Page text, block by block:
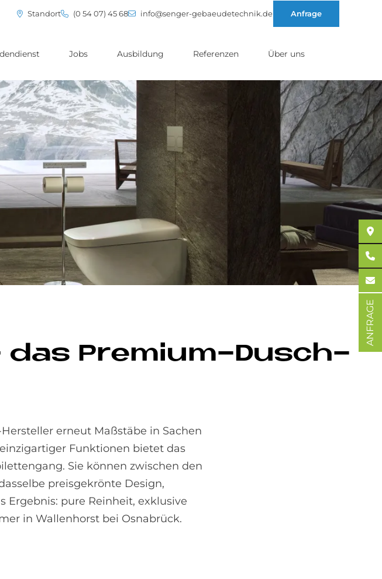
Standort (0 54 07) 45 68 info@senger-gebaeudetechnik.de Anfrage
Jobs Ausbildung Referenzen Über uns
– das Pre­mi­um-Dusch-
erneut Maßstäbe in Sachen
Funktionen bietet das
Sie können zwischen den
preisgekrönte Design,
pure Reinheit, exklusive
in Wallenhorst bei Osnabrück.
ANFRAGE